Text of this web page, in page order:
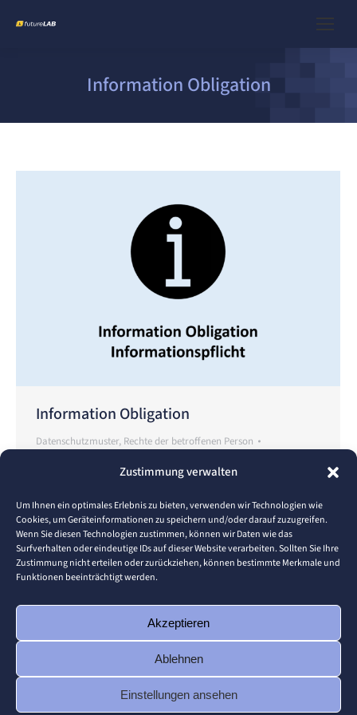
Zustimmung verwalten
Um Ihnen ein optimales Erlebnis zu bieten, verwenden wir Technologien wie
Cookies, um Geräteinformationen zu speichern und/oder darauf zuzugreifen.
Wenn Sie diesen Technologien zustimmen, können wir Daten wie das
Surfverhalten oder eindeutige IDs auf dieser Website verarbeiten. Sollten Sie Ihre
Zustimmung nicht erteilen oder zurückziehen, können bestimmte Merkmale und
Funktionen beeinträchtigt werden.
Akzeptieren
Ablehnen
Einstellungen ansehen
Information Obligation
Information Obligation
Datenschutzmuster, Rechte der betroffenen Person
GDPR Requirements At the time of the collection of
personal data, all information must be
communicated to the data subject (Article 13 (1),
(2) + Article 14 (1), (2)). Resulting Challenge
According to the EU-GDPR guidelines, the
information must be understandable, easily
accessible and communicated in clear and simple
language in a written or electronic…